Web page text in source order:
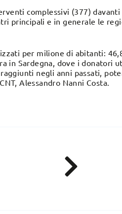
complessivi (377) davanti
principali e in generale le
per milione di abitanti:
in Sardegna, dove i donatori
negli anni passati,
Alessandro Nanni Costa.